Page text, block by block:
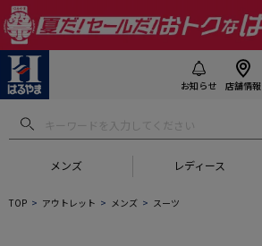
お知らせ 店舗情報
メンズ レディース
フトにおすすめ #セットアップ スーツ
TOP アウトレット メンズ スーツ